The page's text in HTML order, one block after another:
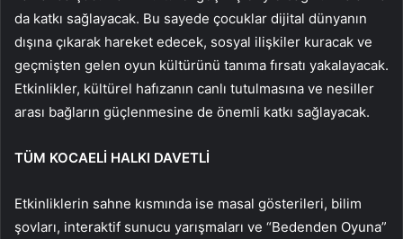
da katkı sağlayacak. Bu sayede çocuklar dijital dünyanın
dışına çıkarak hareket edecek, sosyal ilişkiler kuracak ve
geçmişten gelen oyun kültürünü tanıma fırsatı yakalayacak.
Etkinlikler, kültürel hafızanın canlı tutulmasına ve nesiller
arası bağların güçlenmesine de önemli katkı sağlayacak.
TÜM KOCAELİ HALKI DAVETLİ
Etkinliklerin sahne kısmında ise masal gösterileri, bilim
şovları, interaktif sunucu yarışmaları ve “Bedenden Oyuna”